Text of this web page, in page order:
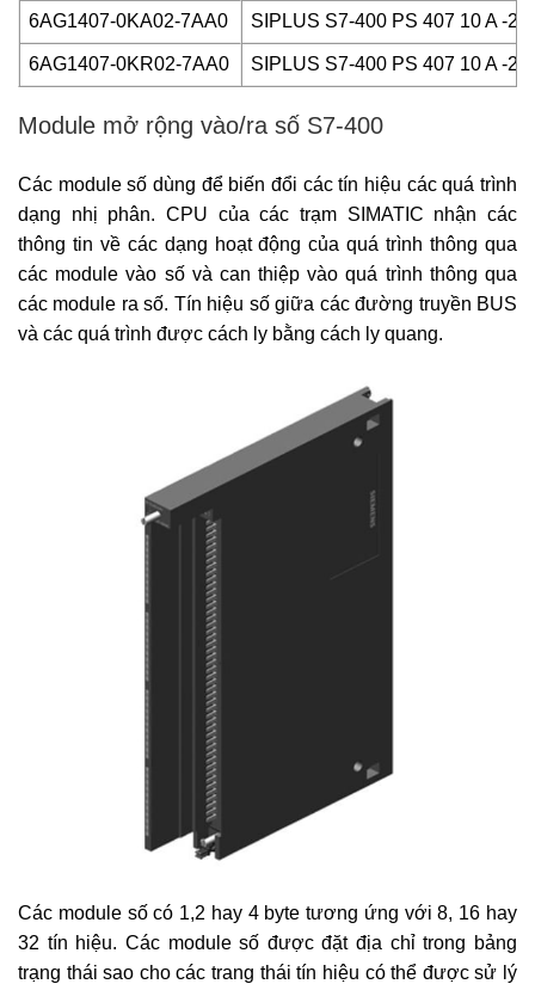
6AG1407-0KA02-7AA0 SIPLUS S7-400 PS 407 10 A -
6AG1407-0KR02-7AA0 SIPLUS S7-400 PS 407 10 A -
Module mở rộng vào/ra số S7-400
Các module số dùng để biến đổi các tín hiệu các quá trình
dạng nhị phân. CPU của các trạm SIMATIC nhận các
thông tin về các dạng hoạt động của quá trình thông qua
các module vào số và can thiệp vào quá trình thông qua
các module ra số. Tín hiệu số giữa các đường truyền BUS
và các quá trình được cách ly bằng cách ly quang.
Các module số có 1,2 hay 4 byte tương ứng với 8, 16 hay
32 tín hiệu. Các module số được đặt địa chỉ trong bảng
trạng thái sao cho các trang thái tín hiệu có thể được sử lý